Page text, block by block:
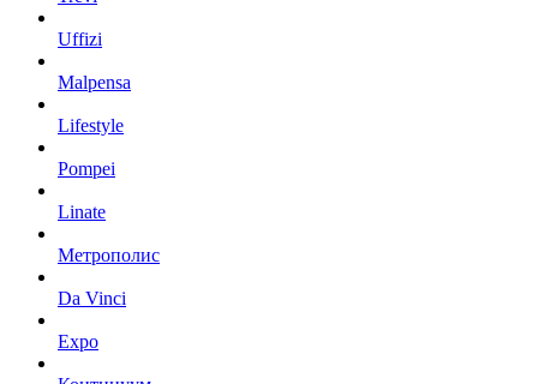
Uffizi
Malpensa
Lifestyle
Pompei
Linate
Метрополис
Da Vinci
Expo